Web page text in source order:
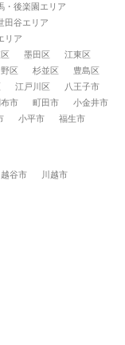
・後楽園エリア
田谷エリア
リア
墨田区
江東区
区 杉並区
豊島区
江戸川区
八王子市
市 町田市
小金井市
小平市
福生市
越谷市
川越市